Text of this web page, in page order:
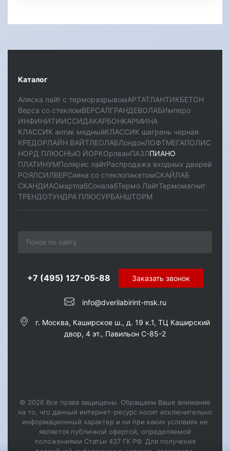
Каталог
Аляска лайт с терморазрывомАРТАТЛАНТИКБЕТОН
Верса со стекломВЕРСАЛГРАНДЕВОЛАБИмперо
ИНФИНИТИИССИДАКАРБОНКАРМИНА
КЛАССИК антик медныйКЛАССИК шагрень черная
КРЕДОРЛАЙН ВАЙТЛЕОЛАБЛондонЛОФТМЕГАПОЛИС
НОРД ПЛЮСНЬЮ ЙОРКОрлеанПАЗЛПИАНО
ПЛАТИНУМПолярис лайтРаспродажа входных дверей
РОЯЛСИЛВЕРСияна со стеклопакетомСКАЙЛАБ
СКАНДИAСмартлабСоналабТермо ЛайтТермомагнит
ТРЕНДОТУНДРА ПЛЮСУРБАНШТОРМ
+7 (495) 127-05-88‬
info@dverilabirint-msk.ru
Заказать звонок
г. Москва, Каширское ш., д. 19 к.1, ТЦ Каширский
двор, 4 эт., Павильон C-85-2
© 2026 Все права защищены. Обращаем Ваше внимание
на то, что данный интернет-ресурс носит исключительно
информационный характер и ни при каких условиях не
является публичной офертой, определяемой
положениями Статьи 437 ГК РФ. Для получения